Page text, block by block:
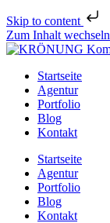
Skip to content
Zum Inhalt wechseln
Startseite
Agentur
Portfolio
Blog
Kontakt
Startseite
Agentur
Portfolio
Blog
Kontakt